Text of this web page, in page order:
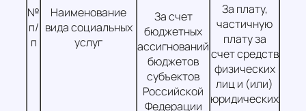
№
п/
п
Наименование
вида социальных
услуг
За счет
бюджетных
ассигнований
бюджетов
субъектов
Российской
Федерации
За плату,
частичную
плату за
счет средств
физических
лиц и (или)
юридических